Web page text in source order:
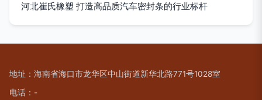
河北崔氏橡塑 打造高品质汽车密封条的行业标杆
地址：海南省海口市龙华区中山街道新华北路771号1028室
电话：-